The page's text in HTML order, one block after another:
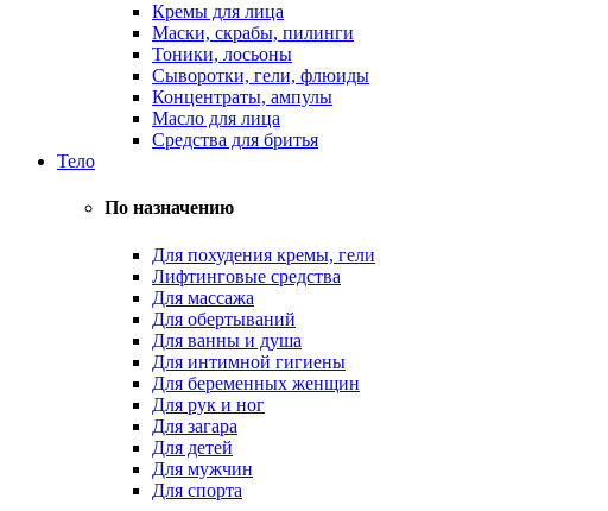
Кремы для лица
Маски, скрабы, пилинги
Тоники, лосьоны
Сыворотки, гели, флюиды
Концентраты, ампулы
Масло для лица
Средства для бритья
Тело
По назначению
Для похудения кремы, гели
Лифтинговые средства
Для массажа
Для обертываний
Для ванны и душа
Для интимной гигиены
Для беременных женщин
Для рук и ног
Для загара
Для детей
Для мужчин
Для спорта